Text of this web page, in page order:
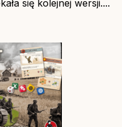
się kolejnej wersji....